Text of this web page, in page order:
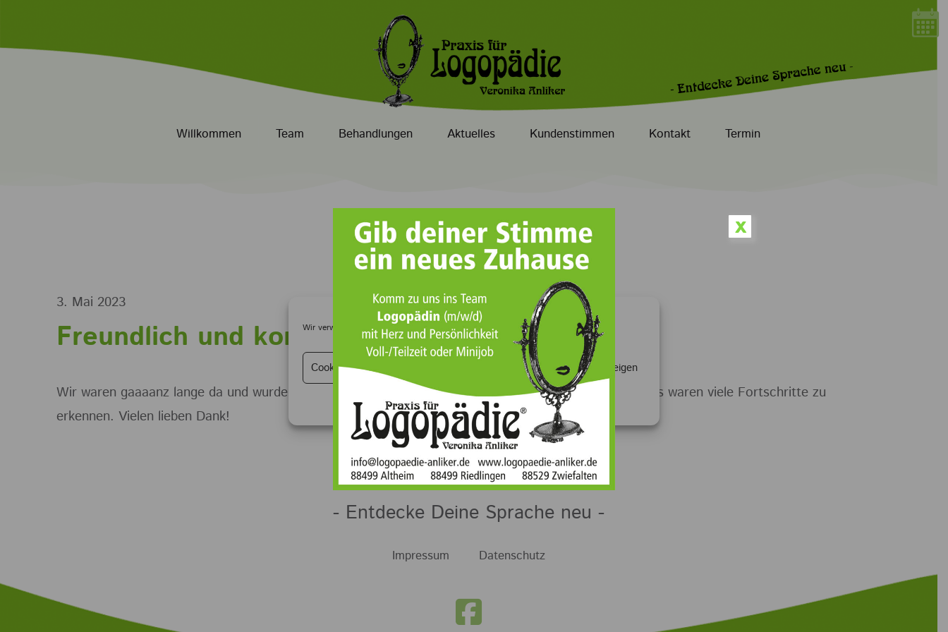
Wir verwenden Cookies, um unsere Website und unseren Service zu optimieren.
Cookies akzeptieren Einstellungen anzeigen
Datenschutz Impressum
Willkommen Team Behandlungen Aktuelles Kundenstimmen Kontakt Termin
Prev Next
3. Mai 2023
Freundlich und kompetent
Wir waren gaaaanz lange da und wurden immer freundlich und kompetent empfangen und begleitet. Es waren viele Fortschritte zu
erkennen. Vielen lieben Dank!
- Entdecke Deine Sprache neu -
Impressum Datenschutz
x